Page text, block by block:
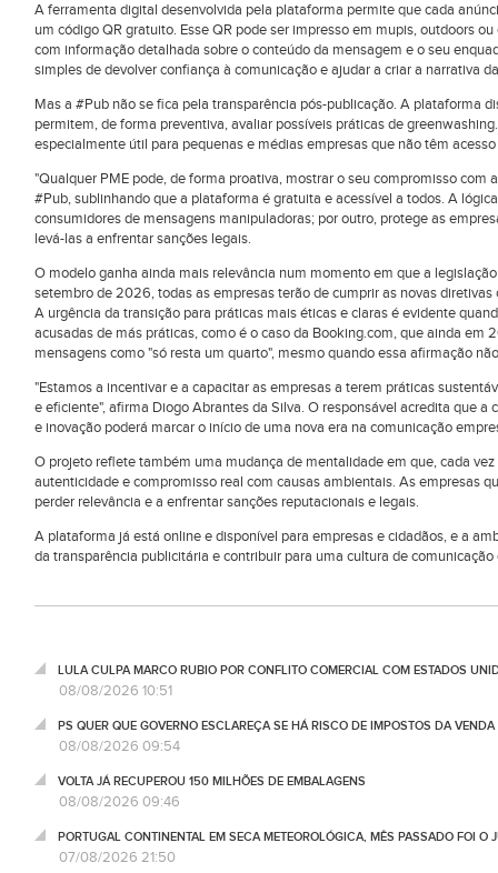
A ferramenta digital desenvolvida pela plataforma permite que cada
um código QR gratuito. Esse QR pode ser impresso em mupis, outdoors
com informação detalhada sobre o conteúdo da mensagem e o seu
simples de devolver confiança à comunicação e ajudar a criar a narrativa
Mas a #Pub não se fica pela transparência pós-publicação. A plataforma
permitem, de forma preventiva, avaliar possíveis práticas degreenwashing
especialmente útil para pequenas e médias empresas que não têm
"Qualquer PME pode, de forma proativa, mostrar o seu compromisso com
#Pub, sublinhando que a plataforma é gratuita e acessível a todos. A
consumidores de mensagens manipuladoras; por outro, protege as
levá-las a enfrentar sanções legais.
O modelo ganha ainda mais relevância num momento em que a
setembro de 2026, todas as empresas terão de cumprir as novas
A urgência da transição para práticas mais éticas e claras é evidente
acusadas de más práticas, como é o caso da Booking.com, que ainda em
mensagens como "só resta um quarto", mesmo quando essa afirmação
"Estamos a incentivar e a capacitar as empresas a terem práticas
e eficiente", afirma Diogo Abrantes da Silva. O responsável acredita que
e inovação poderá marcar o início de uma nova era na comunicação
O projeto reflete também uma mudança de mentalidade em que, cada
autenticidade e compromisso real com causas ambientais. As empresas
perder relevância e a enfrentar sanções reputacionais e legais.
A plataforma já está online e disponível para empresas e cidadãos, e a
da transparência publicitária e contribuir para uma cultura de
LULA CULPA MARCO RUBIO POR CONFLITO COMERCIAL COM ESTADOS
08/08/2026 10:51
PS QUER QUE GOVERNO ESCLAREÇA SE HÁ RISCO DE IMPOSTOS DA
08/08/2026 09:54
VOLTA JÁ RECUPEROU 150 MILHÕES DE EMBALAGENS
08/08/2026 09:46
PORTUGAL CONTINENTAL EM SECA METEOROLÓGICA, MÊS PASSADO FOI O
07/08/2026 21:50